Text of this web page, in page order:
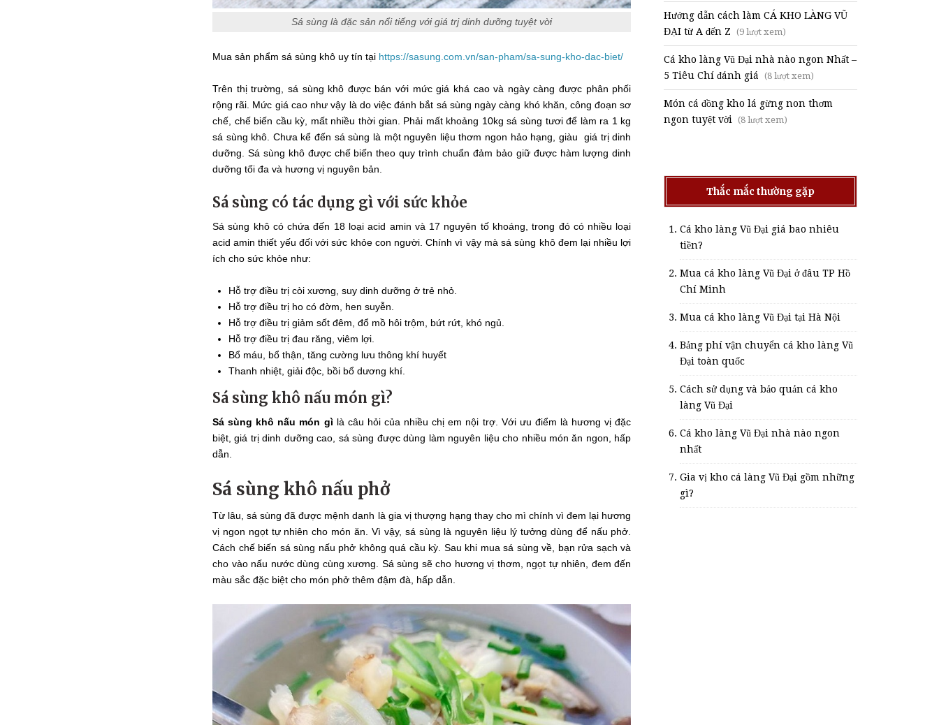
Sá sùng là đặc sản nổi tiếng với giá trj dinh dưỡng tuyệt vời
Mua sản phẩm sá sùng khô uy tín tại https://sasung.com.vn/san-pham/sa-sung-kho-dac-biet/
Trên thị trường, sá sùng khô được bán với mức giá khá cao và ngày càng được phân phối
rộng rãi. Mức giá cao như vậy là do việc đánh bắt sá sùng ngày càng khó khăn, công đoạn sơ
chế, chế biến cầu kỳ, mất nhiều thời gian. Phải mất khoảng 10kg sá sùng tươi để làm ra 1 kg
sá sùng khô. Chưa kể đến sá sùng là một nguyên liệu thơm ngon hảo hạng, giàu giá trị dinh
dưỡng. Sá sùng khô được chế biến theo quy trình chuẩn đảm bảo giữ được hàm lượng dinh
dưỡng tối đa và hương vị nguyên bản.
Sá sùng có tác dụng gì với sức khỏe
Sá sùng khô có chứa đến 18 loại acid amin và 17 nguyên tố khoáng, trong đó có nhiều loại
acid amin thiết yếu đối với sức khỏe con người. Chính vì vậy mà sá sùng khô đem lại nhiều lợi
ích cho sức khỏe như:
Hỗ trợ điều trị còi xương, suy dinh dưỡng ở trẻ nhỏ.
Hỗ trợ điều trị ho có đờm, hen suyễn.
Hỗ trợ điều trị giảm sốt đêm, đổ mồ hôi trộm, bứt rứt, khó ngủ.
Hỗ trợ điều trị đau răng, viêm lợi.
Bổ máu, bổ thận, tăng cường lưu thông khí huyết
Thanh nhiệt, giải độc, bồi bổ dương khí.
Sá sùng khô nấu món gì?
Sá sùng khô nấu món gì là câu hỏi của nhiều chị em nội trợ. Với ưu điểm là hương vị đặc
biệt, giá trị dinh dưỡng cao, sá sùng được dùng làm nguyên liệu cho nhiều món ăn ngon, hấp
dẫn.
Sá sùng khô nấu phở
Từ lâu, sá sùng đã được mệnh danh là gia vị thượng hạng thay cho mì chính vì đem lại hương
vị ngon ngọt tự nhiên cho món ăn. Vì vậy, sá sùng là nguyên liệu lý tưởng dùng để nấu phở.
Cách chế biến sá sùng nấu phở không quá cầu kỳ. Sau khi mua sá sùng về, bạn rửa sạch và
cho vào nấu nước dùng cùng xương. Sá sùng sẽ cho hương vị thơm, ngọt tự nhiên, đem đến
màu sắc đặc biệt cho món phở thêm đậm đà, hấp dẫn.
Hướng dẫn cách làm CÁ KHO LÀNG VŨ
ĐẠI từ A đến Z (9 lượt xem)
Cá kho làng Vũ Đại nhà nào ngon Nhất –
5 Tiêu Chí đánh giá (8 lượt xem)
Món cá đồng kho lá gừng non thơm
ngon tuyệt vời (8 lượt xem)
Thắc mắc thường gặp
Cá kho làng Vũ Đại giá bao nhiêu
tiền?
Mua cá kho làng Vũ Đại ở đâu TP Hồ
Chí Minh
Mua cá kho làng Vũ Đại tại Hà Nội
Bảng phí vận chuyển cá kho làng Vũ
Đại toàn quốc
Cách sử dụng và bảo quản cá kho
làng Vũ Đại
Cá kho làng Vũ Đại nhà nào ngon
nhất
Gia vị kho cá làng Vũ Đại gồm những
gì?